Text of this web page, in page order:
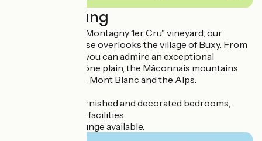
Beschreibung
Surrounded by a "Montagny 1er Cru" vineyard, our
winegrower's house overlooks the village of Buxy. From
our large terrace, you can admire an exceptional
panorama: the Saône plain, the Mâconnais mountains
and, on a clear day, Mont Blanc and the Alps.
Three carefully furnished and decorated bedrooms,
each with en suite facilities.
Pool room and lounge available.